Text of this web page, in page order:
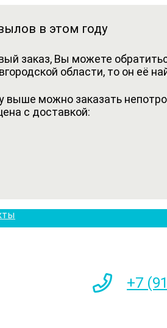
в этом году
заказ, Вы можете
области, то он её
выше можно заказать
с доставкой:
+7